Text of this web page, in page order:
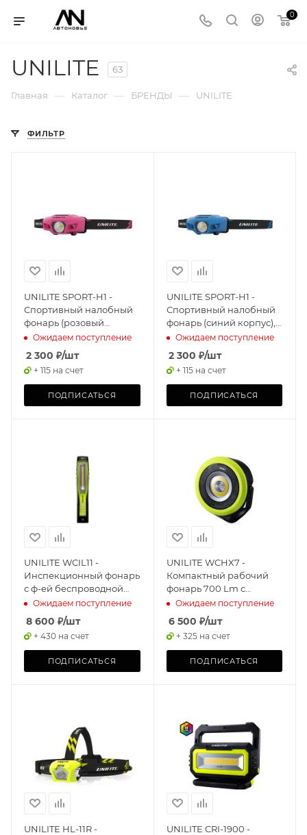
0
UNILITE 63
Главная — Каталог — БРЕНДЫ — UNILITE
ФИЛЬТР
UNILITE SPORT-H1 -
Спортивный налобный
фонарь (розовый
корпус), 175 Lm, 1xAA,
Ожидаем поступление
2 300 ₽/шт
+ 115 на счет
ПОДПИСАТЬСЯ
UNILITE SPORT-H1 -
Спортивный налобный
фонарь (синий корпус),
175 Lm, 1xAA, IPX6
Ожидаем поступление
2 300 ₽/шт
+ 115 на счет
ПОДПИСАТЬСЯ
UNILITE WCIL11 -
Инспекционный фонарь
с ф-ей беспроводной
зарядки 1100 Lm, 3500
mAh, IP65
Ожидаем поступление
8 600 ₽/шт
+ 430 на счет
ПОДПИСАТЬСЯ
UNILITE WCHX7 -
Компактный рабочий
фонарь 700 Lm с
беспроводной зарядкой
2600 mAh, IP65/IK07
Ожидаем поступление
6 500 ₽/шт
+ 325 на счет
ПОДПИСАТЬСЯ
UNILITE HL-11R -
UNILITE CRI-1900 -